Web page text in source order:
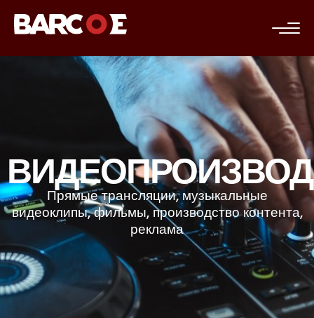
c
Прямые трансляции, музыкальные
видеоклипы, фильмы, производство контента,
реклама